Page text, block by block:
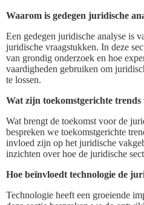
Waarom is gedegen juridische
Een gedegen juridische analyse is
juridische vraagstukken. In deze
van grondig onderzoek en hoe
vaardigheden gebruiken om
te lossen.
Wat zijn toekomstgerichte
Wat brengt de toekomst voor de
bespreken we toekomstgerichte
invloed zijn op het juridische
inzichten over hoe de juridische
Hoe beïnvloedt technologie de
Technologie heeft een groeiende